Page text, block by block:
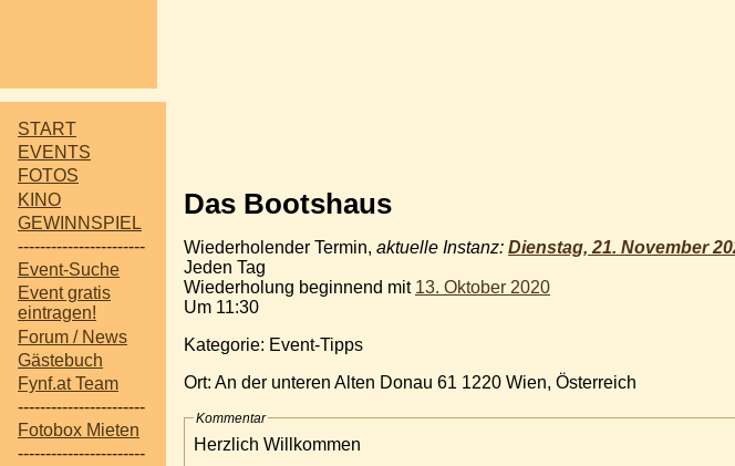
START
EVENTS
FOTOS
KINO
GEWINNSPIEL
-----------------------
Event-Suche
Event gratis
eintragen!
Forum / News
Gästebuch
Fynf.at Team
-----------------------
Fotobox Mieten
-----------------------
Das Bootshaus
Wiederholender Termin, aktuelle Instanz: Dienstag, 21. November
Jeden Tag
Wiederholung beginnend mit 13. Oktober 2020
Um 11:30
Kategorie: Event-Tipps
Ort: An der unteren Alten Donau 61 1220 Wien, Österreich
Kommentar
Herzlich Willkommen